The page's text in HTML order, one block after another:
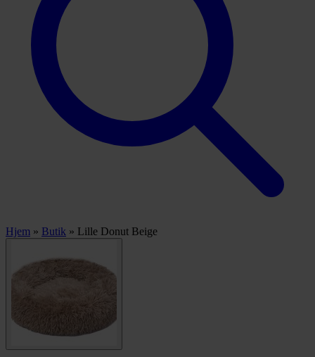
Hjem » Butik » Lille Donut Beige